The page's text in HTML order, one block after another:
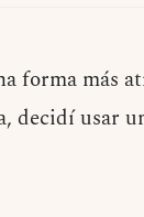
forma más
decidí usar